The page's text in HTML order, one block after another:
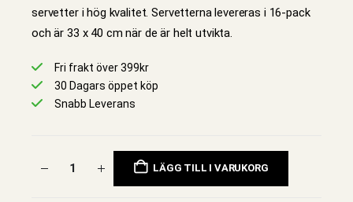
servetter i hög kvalitet. Servetterna levereras i 16-pack
och är 33 x 40 cm när de är helt utvikta.
Fri frakt över 399kr
30 Dagars öppet köp
Snabb Leverans
LÄGG TILL I VARUKORG